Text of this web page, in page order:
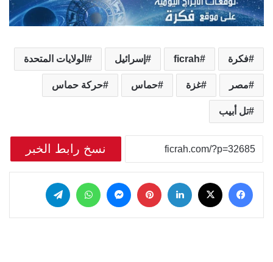
فكرة ficrah إسرائيل الولايات المتحدة
مصر غزة حماس حركة حماس
تل أبيب
نسخ رابط الخبر
فيسبوك لينكدإن بينتيريست
ماسنجر واتساب